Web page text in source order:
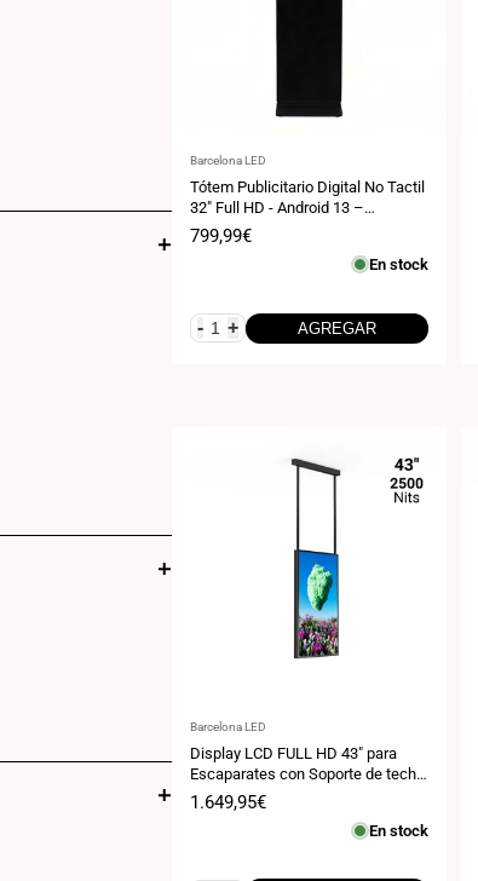
Proveedor:
Barcelona LED
Tótem Publicitario Digital No Tactil
32" Full HD - Android 13 –
Cartelería Vertical para Interior
Precio
799,99€
En stock
- + AGREGAR
Proveedor:
Barcelona LED
Display LCD FULL HD 43" para
Escaparates con Soporte de techo
- Alto Brillo 2500 NITS - Android
Precio
1.649,95€
En stock